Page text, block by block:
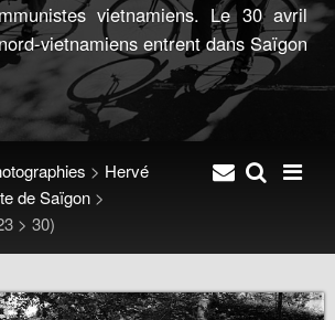
vietnamiens. Le 30 avril
vietnamiens entrent dans Saïgon
> Hervé
de Saïgon >
> 30)